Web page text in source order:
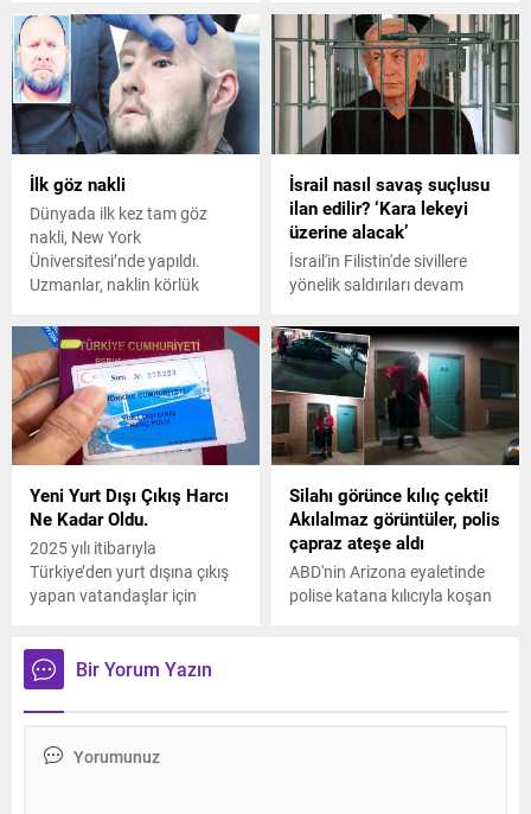
Şubat tarihleri arasında
Almanya ve Arnavutluk’u
ziyaret edeceği duyuruldu.
hastanede hayatını kaybetti.
İlk göz nakli
Dünyada ilk kez tam göz
nakli, New York
Üniversitesi’nde yapıldı.
Uzmanlar, naklin körlük
olduğunu söyledi.
İsrail nasıl savaş suçlusu
ilan edilir? ‘Kara lekeyi
üzerine alacak’
İsrail'in Filistin'de sivillere
yönelik saldırıları devam
Erdoğan, İsrail'in savaş suçu
işlediğini söyledi ve ekledi:
'Seni savaş suçlusu olarak
dünyaya ilan edeceğiz ve
şimdi bunun hazırlığı
içindeyiz.' Peki hangi suçlar
suçu ilan edilmesi ne anlama
geliyor? İsrail nasıl savaş
suçlusu ilan edilir? Doç. Dr.
Emete...
Yeni Yurt Dışı Çıkış Harcı
Ne Kadar Oldu.
2025 yılı itibarıyla
Türkiye’den yurt dışına çıkış
yapan vatandaşlar için
belirlenmiş durumda. 2024
yılında 500 TL olan bu harç,
2025’teki düzenleme ile artış
Silahı görünce kılıç çekti!
Akılalmaz görüntüler, polis
çapraz ateşe aldı
ABD'nin Arizona eyaletinde
polise katana kılıcıyla koşan
Bir Yorum Yazın